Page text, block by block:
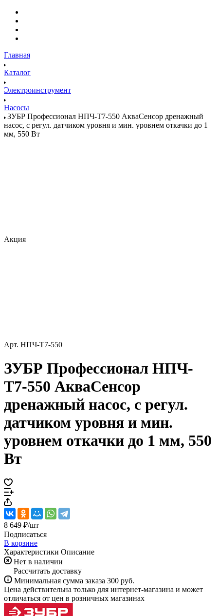
Главная
Каталог
Электроинструмент
Насосы
ЗУБР Профессионал НПЧ-Т7-550 АкваСенсор дренажный
насос, с регул. датчиком уровня и мин. уровнем откачки до 1
мм, 550 Вт
Акция
Арт. НПЧ-Т7-550
ЗУБР Профессионал НПЧ-
Т7-550 АкваСенсор
дренажный насос, с регул.
датчиком уровня и мин.
уровнем откачки до 1 мм, 550
Вт
8 649 ₽/шт
Подписаться
В корзине
Характеристики Описание
Нет в наличии
Рассчитать доставку
Минимальная сумма заказа 300 руб.
Цена действительна только для интернет-магазина и может
отличаться от цен в розничных магазинах